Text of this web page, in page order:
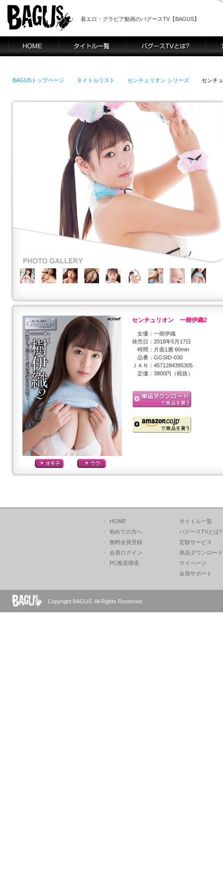
着エロ・グラビア動画のバグースTV【BAGUS】
BAGUSトップページ タイトルリスト センチュリオン シリーズ センチ
センチュリオン 一樹伊織2
女優：一樹伊織
発売日：2018年5月17日
時間：片面1層 60min
品番：GGSID-030
ＪＡＮ：4571284395305
定価：3800円（税抜）
HOME
初めての方へ
無料会員登録
会員ログイン
PC推奨環境
タイトル一覧
バグースTVとは?
定額サービス
単品ダウンロード
マイページ
会員サポート
Copyright BAGUS. All Rights Reserved.